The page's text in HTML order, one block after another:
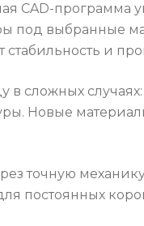
CAD-программа
под выбранные
и
в сложных
Новые
точную
постоянных